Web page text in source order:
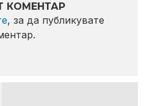
КОМЕНТАР
, за да публикувате